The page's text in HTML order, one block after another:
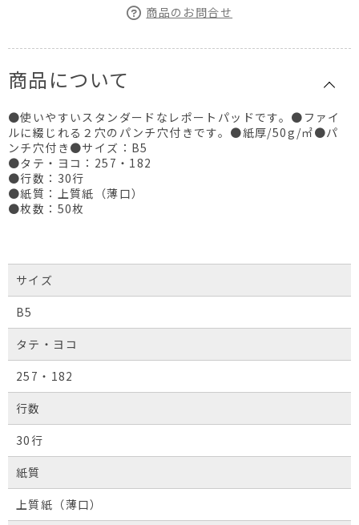
商品のお問合せ
商品について
●使いやすいスタンダードなレポートパッドです。●ファイ
ルに綴じれる２穴のパンチ穴付きです。●紙厚/50g/㎡●パ
ンチ穴付き●サイズ：B5
●タテ・ヨコ：257・182
●行数：30行
●紙質：上質紙（薄口）
●枚数：50枚
サイズ
B5
タテ・ヨコ
257・182
行数
30行
紙質
上質紙（薄口）